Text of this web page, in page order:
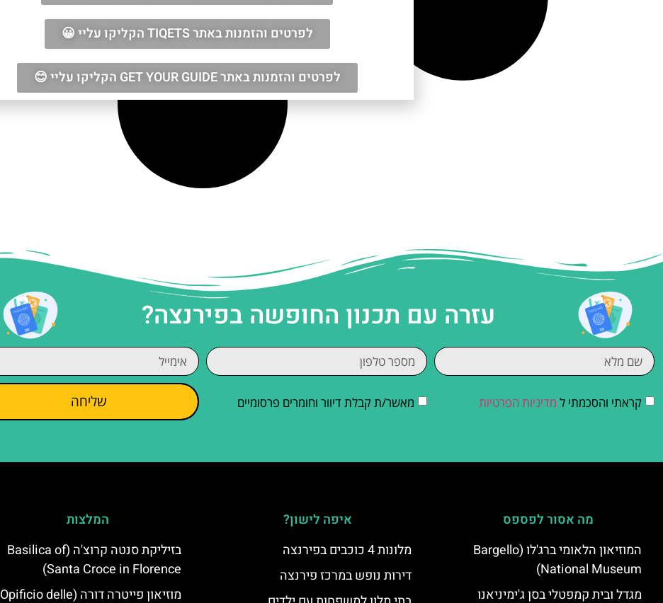
עזרה עם תכנון החופשה בפירנצה?
קראתי והסכמתי ל מדיניות הפרטיות מאשר/ת קבלת דיוור וחומרים פרסומיים שליחה
מה אסור לפספס
המוזיאון הלאומי ברג'לו (Bargello
National Museum)
מגדל ובית קמפטלי בסן ג'ימיניאנו
איפה לישון?
מלונות 4 כוכבים בפירנצה
דירות נופש במרכז פירנצה
המלצות
בזיליקת סנטה קרוצ'ה (Basilica of
Santa Croce in Florence)
מוזיאון פייטרה דורה (Opificio delle
לפרטים והזמנות באתר TIQETS הקליקו עליי 😀
לפרטים והזמנות באתר GET YOUR GUIDE הקליקו עליי 😊